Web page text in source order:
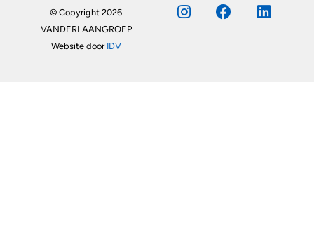
© Copyright 2026
VANDERLAANGROEP
Website door IDV